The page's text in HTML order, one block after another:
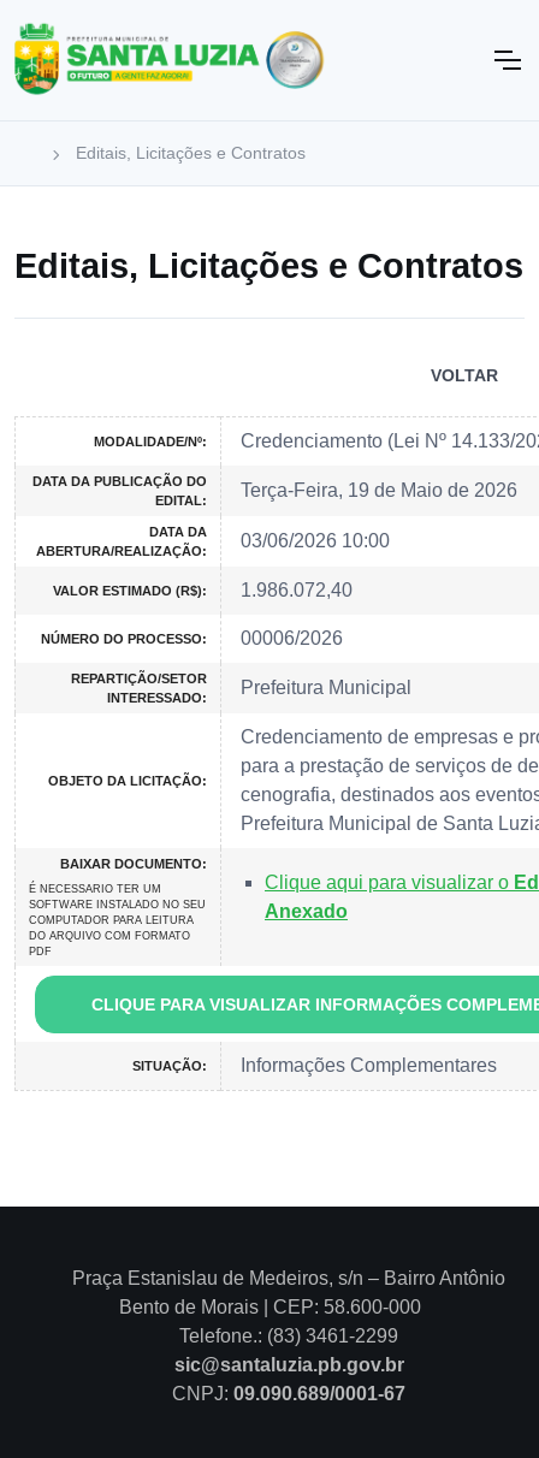
Editais, Licitações e Contratos
Editais, Licitações e Contratos
VOLTAR
MODALIDADE/Nº: Credenciamento (Lei Nº 14.133/
DATA DA PUBLICAÇÃO DO
EDITAL:
Terça-Feira, 19 de Maio de 2026
DATA DA
ABERTURA/REALIZAÇÃO:
03/06/2026 10:00
VALOR ESTIMADO (R$): 1.986.072,40
NÚMERO DO PROCESSO: 00006/2026
REPARTIÇÃO/SETOR
INTERESSADO:
Prefeitura Municipal
OBJETO DA LICITAÇÃO:
Credenciamento de empresas e
para a prestação de serviços de
cenografia, destinados aos
Prefeitura Municipal de Santa
BAIXAR DOCUMENTO:
É NECESSARIO TER UM
SOFTWARE INSTALADO NO SEU
COMPUTADOR PARA LEITURA
DO ARQUIVO COM FORMATO
PDF
Clique aqui para visualizar o
Anexado
CLIQUE PARA VISUALIZAR INFORMAÇÕES
SITUAÇÃO: Informações Complementares
Praça Estanislau de Medeiros, s/n – Bairro Antônio
Bento de Morais | CEP: 58.600-000
Telefone.: (83) 3461-2299
sic@santaluzia.pb.gov.br
CNPJ: 09.090.689/0001-67